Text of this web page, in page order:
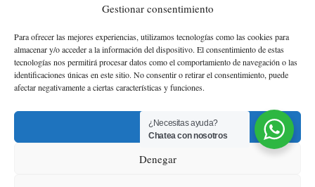
Gestionar consentimiento
Para ofrecer las mejores experiencias, utilizamos tecnologías como las cookies para
almacenar y/o acceder a la información del dispositivo. El consentimiento de estas
tecnologías nos permitirá procesar datos como el comportamiento de navegación o las
identificaciones únicas en este sitio. No consentir o retirar el consentimiento, puede
afectar negativamente a ciertas características y funciones.
Aceptar
Denegar
Cereza Brandy
13,05€ IVA Incluido
Licor
Marie
cantidad
13,10€ IVA Incluido
Licor
cantidad
Política de Cookies
Política
¿Necesitas ayuda?
Chatea con nosotros